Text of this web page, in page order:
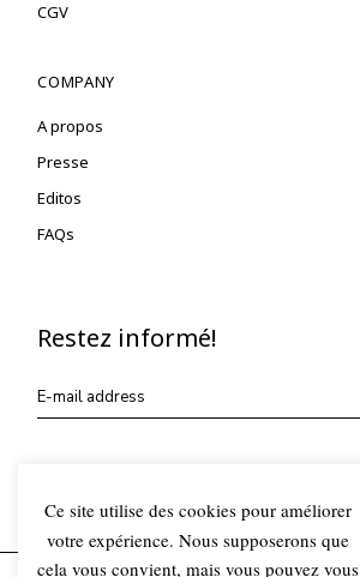
CGV
COMPANY
A propos
Presse
Editos
FAQs
Restez informé!
Ce site utilise des cookies pour améliorer
votre expérience. Nous supposerons que
cela vous convient, mais vous pouvez vous